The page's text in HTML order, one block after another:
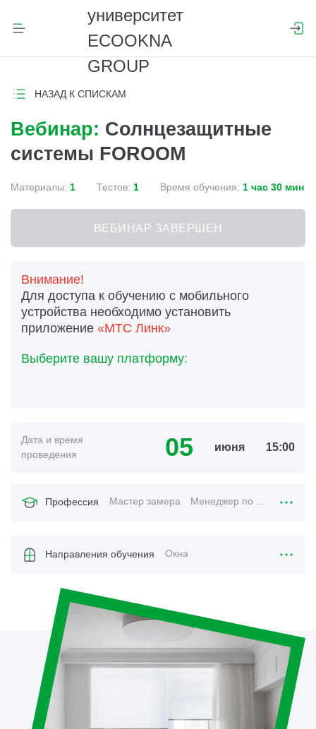
НАЗАД К СПИСКАМ
Вебинар: Солнцезащитные
системы FOROOM
Материалы: 1 Тестов: 1 Время обучения: 1 час 30 мин
ВЕБИНАР ЗАВЕРШЕН
Внимание!
Для доступа к обучению с мобильного
устройства необходимо установить
приложение «МТС Линк»
Выберите вашу платформу:
Дата и время
проведения
05 июня 15:00
Профессия Мастер замера Менеджер по продажам
Направления обучения Окна